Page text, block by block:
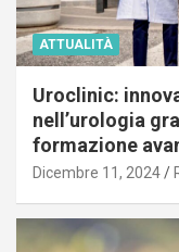
ATTUALITÀ
Uroclinic:
nell’urologia
formazione
Dicembre 11, 2024